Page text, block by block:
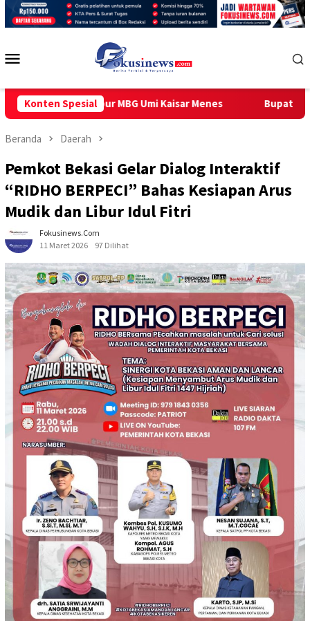
Loncat
Konten Spesial
Dapur MBG Umi Kaisar Menes Bupati Malinau
Beranda Daerah
Pemkot Bekasi Gelar Dialog Interaktif
“RIDHO BERPECI” Bahas Kesiapan Arus
Mudik dan Libur Idul Fitri
Fokusinews.com
11 Maret 2026
97 Dilihat